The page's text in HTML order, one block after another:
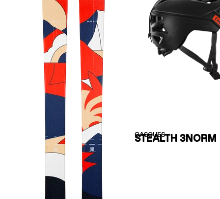
CASQUES
STEALTH 3NORM